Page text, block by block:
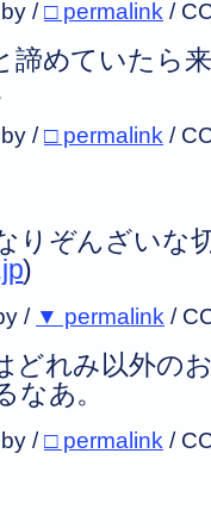
/□ permalink /
諦めていたら
/□ permalink /
りぞんざいな
)
/ ▼ permalink /
どれみ以外の
なあ。
/□ permalink /